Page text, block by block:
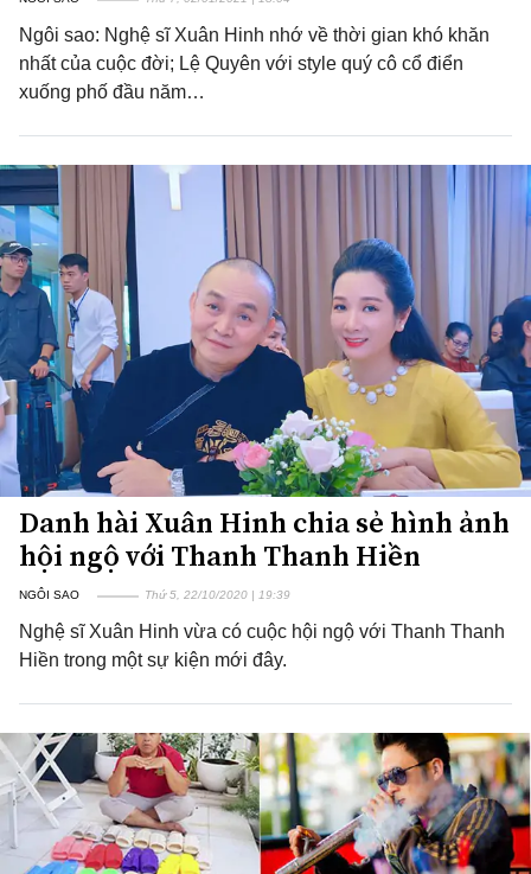
Ngôi sao: Nghệ sĩ Xuân Hinh nhớ về thời gian khó khăn
nhất của cuộc đời; Lệ Quyên với style quý cô cổ điển
xuống phố đầu năm…
Danh hài Xuân Hinh chia sẻ hình ảnh
hội ngộ với Thanh Thanh Hiền
NGÔI SAO Thứ 5, 22/10/2020 | 19:39
Nghệ sĩ Xuân Hinh vừa có cuộc hội ngộ với Thanh Thanh
Hiền trong một sự kiện mới đây.